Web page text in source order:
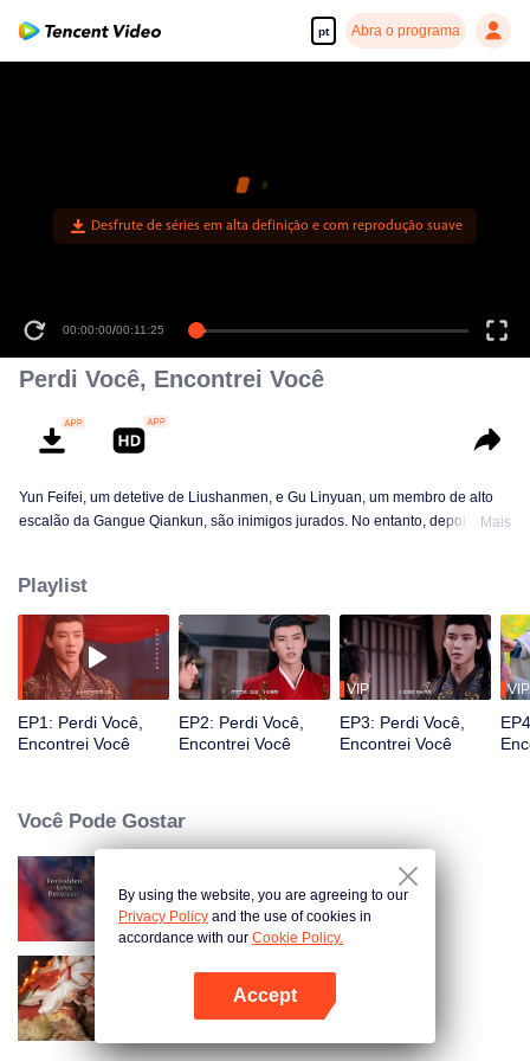
pt Abra o programa
Abra o programa
00:00:00/00:11:25
Perdi Você, Encontrei Você
Yun Feifei, um detetive de Liushanmen, e Gu Linyuan, um membro de alto
escalão da Gangue Qiankun, são inimigos jurados. No entanto, depois de
que reacendem seu romance, os mistérios do passado gradualmente se
desvendam.
Mais
Playlist
EP1: Perdi Você,
Encontrei Você
EP2: Perdi Você,
Encontrei Você
VIP
EP3: Perdi Você,
Encontrei Você
VIP
Você Pode Gostar
Senhor Imortal Está Em Apuros
Escravizado Pelo Amor
By using the website, you are agreeing to our
Privacy Policy and the use of cookies in
accordance with our Cookie Policy.
Accept